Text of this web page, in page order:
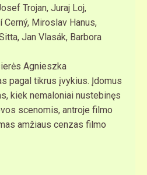
Trojan, Juraj Loj,
Miroslav Hanus,
Jan Vlasák, Barbora
Agnieszka
pagal tikrus įvykius. Įdomus
kiek nemaloniai nustebinęs
scenomis, antroje filmo
amžiaus cenzas filmo